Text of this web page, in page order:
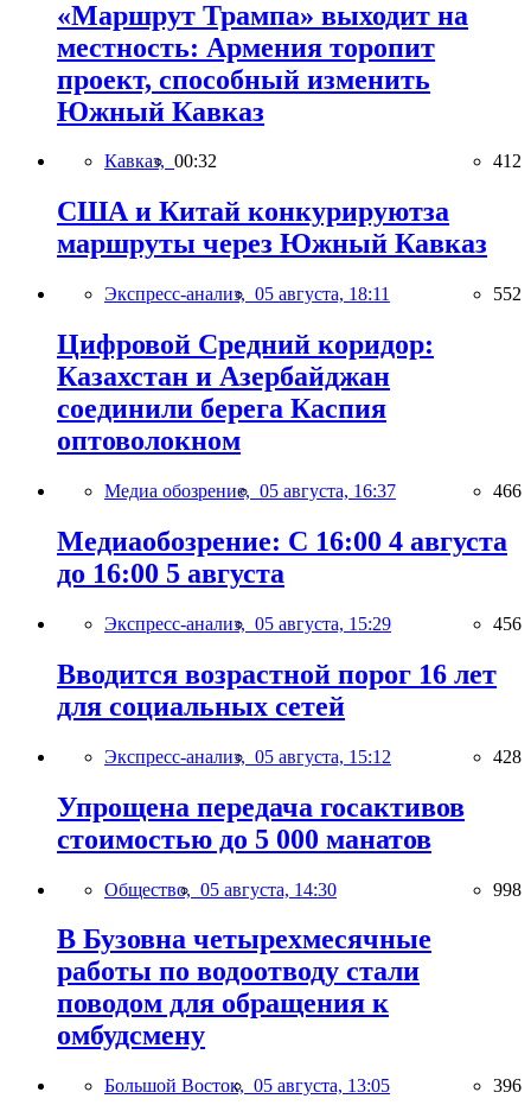
«Маршрут Трампа» выходит на
местность: Армения торопит
проект, способный изменить
Южный Кавказ
Кавказ, 00:32 412
США и Китай конкурируютза
маршруты через Южный Кавказ
Экспресс-анализ, 05 августа, 18:11 552
Цифровой Средний коридор:
Казахстан и Азербайджан
соединили берега Каспия
оптоволокном
Медиа обозрение, 05 августа, 16:37 466
Медиаобозрение: С 16:00 4 августа
до 16:00 5 августа
Экспресс-анализ, 05 августа, 15:29 456
Вводится возрастной порог 16 лет
для социальных сетей
Экспресс-анализ, 05 августа, 15:12 428
Упрощена передача госактивов
стоимостью до 5 000 манатов
Общество, 05 августа, 14:30 998
В Бузовна четырехмесячные
работы по водоотводу стали
поводом для обращения к
омбудсмену
Большой Восток, 05 августа, 13:05 396